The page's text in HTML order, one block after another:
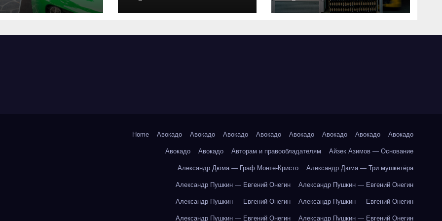
запчастей и
выполнения работ
критерии подбора
Home Авокадо Авокадо Авокадо Авокадо Авокадо Авокадо Авокадо Авокадо
Авокадо Авокадо Авторам и правообладателям Айзек Азимов — Основание
Александр Дюма — Граф Монте-Кристо Александр Дюма — Три мушкетёра
Александр Пушкин — Евгений Онегин Александр Пушкин — Евгений Онегин
Александр Пушкин — Евгений Онегин Александр Пушкин — Евгений Онегин
Александр Пушкин — Евгений Онегин Александр Пушкин — Евгений Онегин